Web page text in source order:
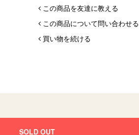
この商品を友達に教える
この商品について問い合わせる
買い物を続ける